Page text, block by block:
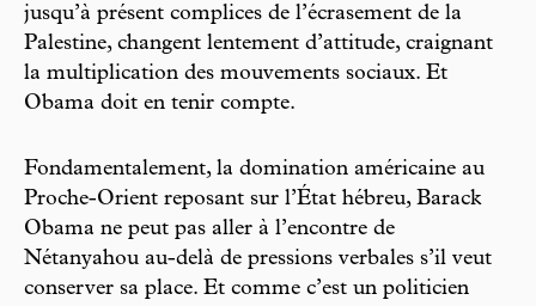
jusqu’à présent complices de l’écrasement de la
Palestine, changent lentement d’attitude, craignant
la multiplication des mouvements sociaux. Et
Obama doit en tenir compte.
Fondamentalement, la domination américaine au
Proche-Orient reposant sur l’État hébreu, Barack
Obama ne peut pas aller à l’encontre de
Nétanyahou au-delà de pressions verbales s’il veut
conserver sa place. Et comme c’est un politicien